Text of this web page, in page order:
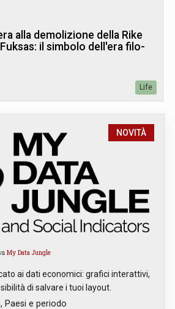
alla demolizione della Rike
il simbolo dell'era filo-
Life
NOVITÀ
My Data Jungle
ai dati economici: grafici interattivi,
di salvare i tuoi layout.
Paesi e periodo